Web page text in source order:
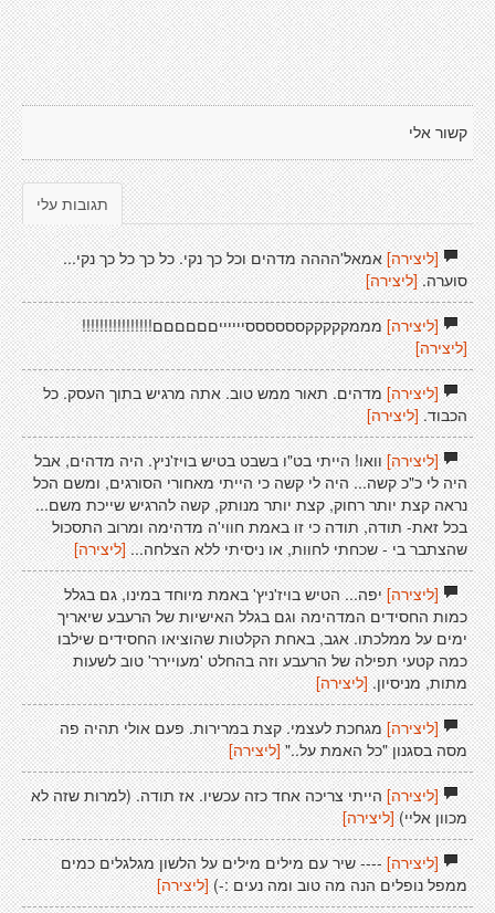
קשור אלי
תגובות עלי
[ליצירה]אמאל'הההה מדהים וכל כך נקי. כל כך כל כך נקי...
סוערה. [ליצירה]
[ליצירה]מממקקקקקססססססייייייםםםםםם!!!!!!!!!!!!!!!!
[ליצירה]
[ליצירה]מדהים. תאור ממש טוב. אתה מרגיש בתוך העסק. כל
הכבוד. [ליצירה]
[ליצירה]וואו! הייתי בט"ו בשבט בטיש בויז'ניץ. היה מדהים, אבל
היה לי כ"כ קשה... היה לי קשה כי הייתי מאחורי הסורגים, ומשם הכל
נראה קצת יותר רחוק, קצת יותר מנותק, קשה להרגיש שייכת משם...
בכל זאת- תודה, תודה כי זו באמת חווי'ה מדהימה ומרוב התסכול
שהצתבר בי - שכחתי לחוות, או ניסיתי ללא הצלחה... [ליצירה]
[ליצירה]יפה... הטיש בויז'ניץ' באמת מיוחד במינו, גם בגלל
כמות החסידים המדהימה וגם בגלל האישיות של הרעבע שיאריך
ימים על ממלכתו. אגב, באחת הקלטות שהוציאו החסידים שילבו
כמה קטעי תפילה של הרעבע וזה בהחלט 'מעויירר' טוב לשעות
מתות, מניסיון. [ליצירה]
[ליצירה]מגחכת לעצמי. קצת במרירות. פעם אולי תהיה פה
מסה בסגנון "כל האמת על.."[ליצירה]
[ליצירה]הייתי צריכה אחד כזה עכשיו. אז תודה. (למרות שזה לא
מכוון אליי) [ליצירה]
[ליצירה]---- שיר עם מילים מילים על הלשון מגלגלים כמים
ממפל נופלים הנה מה טוב ומה נעים :-) [ליצירה]